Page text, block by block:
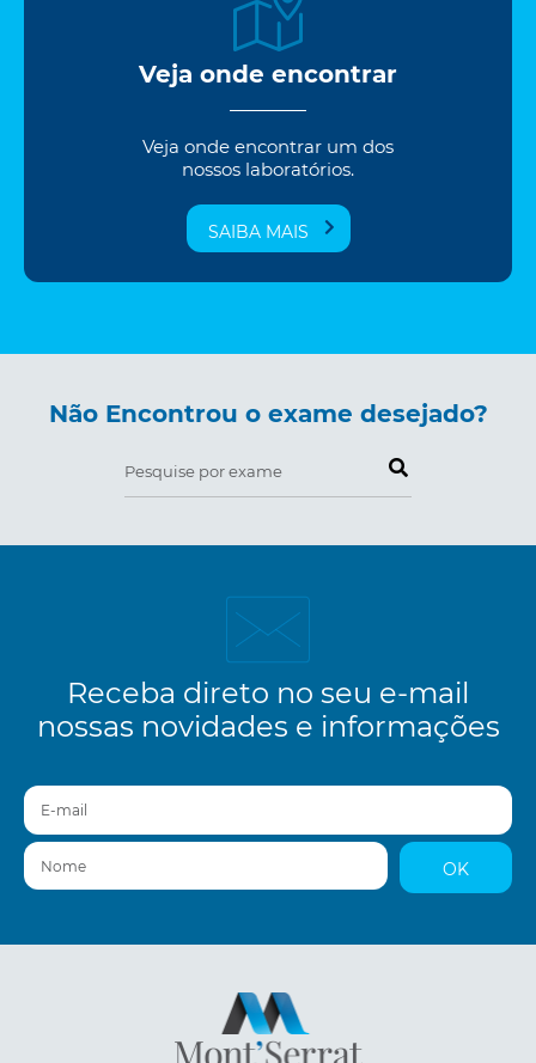
Veja onde encontrar
Veja onde encontrar um dos
nossos laboratórios.
SAIBA MAIS
Não Encontrou o exame desejado?
Pesquise por exame
Receba direto no seu e-mail
nossas novidades e informações
E-mail
Nome
OK